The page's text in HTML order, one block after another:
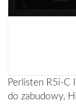
Przejdź
na
początek
Perlisten R5i-C
do zabudowy,